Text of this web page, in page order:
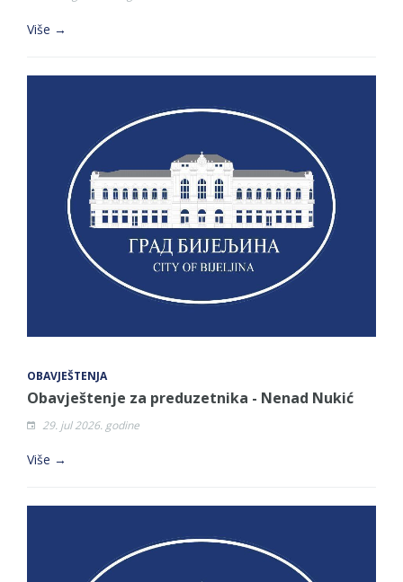
Više →
OBAVJEŠTENJA
Obavještenje za preduzetnika - Nenad Nukić
29. jul 2026. godine
Više →